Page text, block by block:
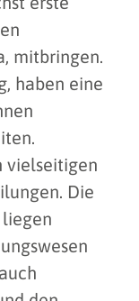
mitbringen.
haben eine
vielseitigen
Die